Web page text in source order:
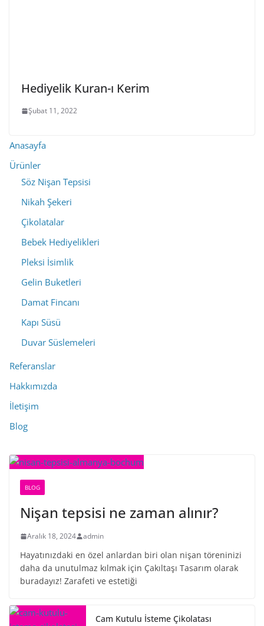
Hediyelik Kuran-ı Kerim
Şubat 11, 2022
Anasayfa
Ürünler
Söz Nişan Tepsisi
Nikah Şekeri
Çikolatalar
Bebek Hediyelikleri
Pleksi İsimlik
Gelin Buketleri
Damat Fincanı
Kapı Süsü
Duvar Süslemeleri
Referanslar
Hakkımızda
İletişim
Blog
BLOG
Nişan tepsisi ne zaman alınır?
Aralık 18, 2024 admin
Hayatınızdaki en özel anlardan biri olan nişan töreninizi
daha da unutulmaz kılmak için Çakıltaşı Tasarım olarak
buradayız! Zarafeti ve estetiği
Cam Kutulu İsteme Çikolatası